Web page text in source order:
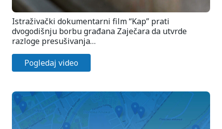
Istraživački dokumentarni film “Kap” prati
dvogodišnju borbu građana Zaječara da utvrde
razloge presušivanja…
Pogledaj video